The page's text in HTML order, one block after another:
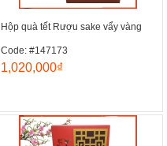
Hộp quà tết Rượu sake vẩy vàng
Code: #147173
1,020,000₫